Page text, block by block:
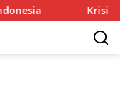
Krisis